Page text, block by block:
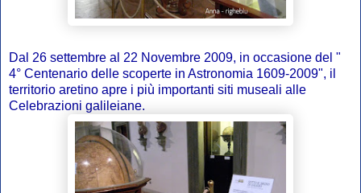
Dal 26 settembre al 22 Novembre 2009, in occasione del "
4° Centenario delle scoperte in Astronomia 1609-2009", il
territorio aretino apre i più importanti siti museali alle
Celebrazioni galileiane.